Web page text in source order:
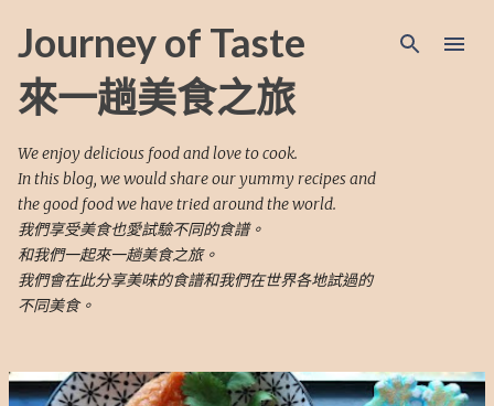
跳至主要內容
Journey of Taste
來一趟美食之旅
We enjoy delicious food and love to cook.
In this blog, we would share our yummy recipes and
the good food we have tried around the world.
我們享受美食也愛試驗不同的食譜。
和我們一起來一趟美食之旅。
我們會在此分享美味的食譜和我們在世界各地試過的
不同美食。